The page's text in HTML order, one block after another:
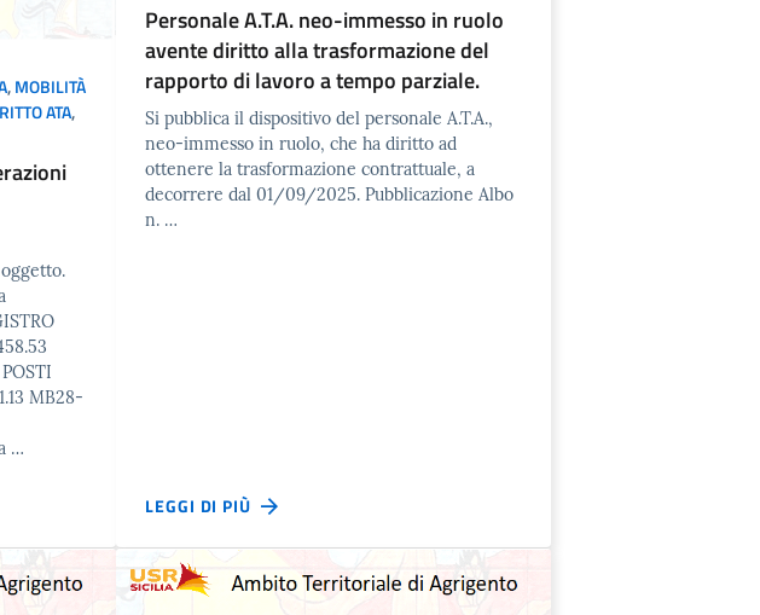
,MOBILITÀ
ATA,
MB28-
…
Personale A.T.A. neo-immesso in ruolo
avente diritto alla trasformazione del
rapporto di lavoro a tempo parziale.
Si pubblica il dispositivo del personale A.T.A.,
neo-immesso in ruolo, che ha diritto ad
ottenere la trasformazione contrattuale, a
decorrere dal 01/09/2025. Pubblicazione Albo
n. …
LEGGI DI PIÙ